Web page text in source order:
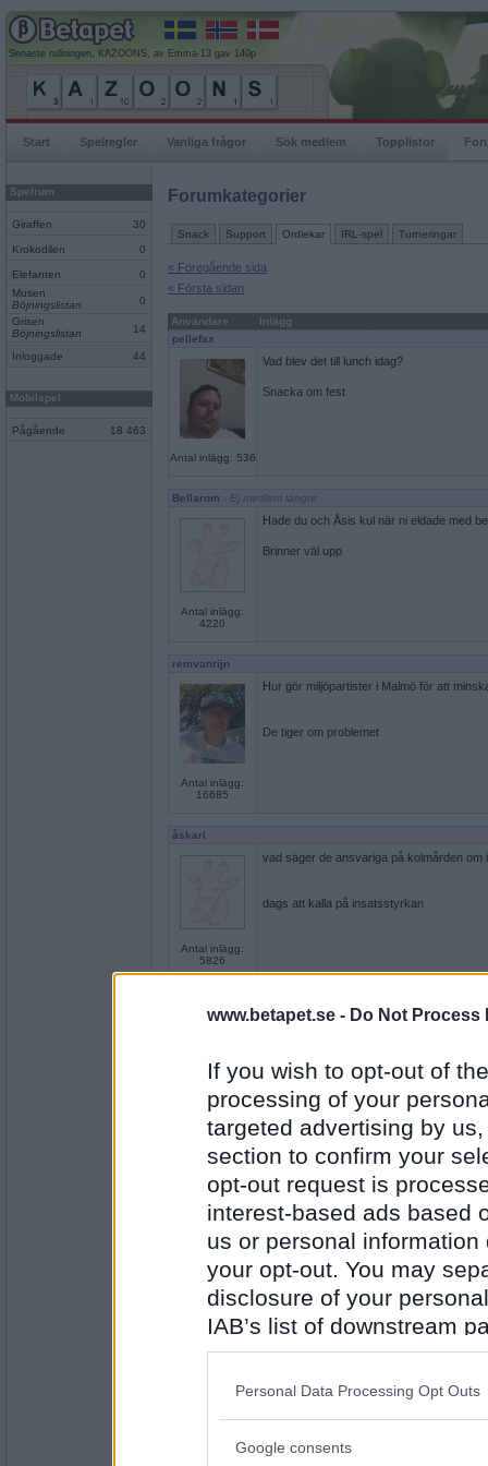
www.betapet.se - Do Not Process
If you wish to opt-out of
processing of your
targeted advertising by
section to confirm your
opt-out request is
interest-based ads based
us or personal
your opt-out. You may
disclosure of your
IAB’s list of downstream
also be disclosed by us
Downstream Participants
Please note that this
Personal Data Processing Opt Outs
Google consents
Senaste rullningen, KAZOONS, av Emma-13 gav 140p
Start Spelregler Vanliga frågor Sök medlem Topplistor
Spelrum
Giraffen 30
Krokodilen 0
Elefanten
0
Musen
Böjningslistan
0
Grisen
Böjningslistan
14
Inloggade 44
Mobilspel
Pågående 18 463
Forumkategorier
Snack Support Ordlekar IRL-spel Turneringar
« Föregående sida
« Första sidan
Användare
Inlägg
pellefax
Antal inlägg: 536
Vad blev det till lunch idag?
Snacka om fest
Bellarom - Ej medlem längre
Antal inlägg:
4220
Hade du och Åsis kul när ni eldade med
Brinner väl upp
remvanrijn
Antal inlägg:
16685
Hur gör miljöpartister i Malmö för att
De tiger om problemet
åskarl
Antal inlägg:
5826
vad säger de ansvariga på kolmården om
dags att kalla på insatsstyrkan
Antal inlägg: 693
Jag har gjort hummus med ärtor. Blev inte
Antal inlägg:
5826
har du sett hur michelangelo målade
rött med vita knutar
Vad chockad jag blir